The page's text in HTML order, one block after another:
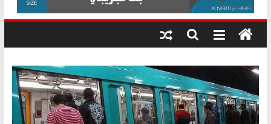
إنشاء المبنى الإداري
المجلس القومي لحقوق الإنسان يعلن
متابعة قضية الدكتور محمد زهران.. ويؤكد:
قرينة البراءة وضمانات المحاكمة العادلة
درب..
وتبقى
هي